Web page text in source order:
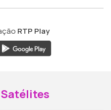
RTP Play
Satélites